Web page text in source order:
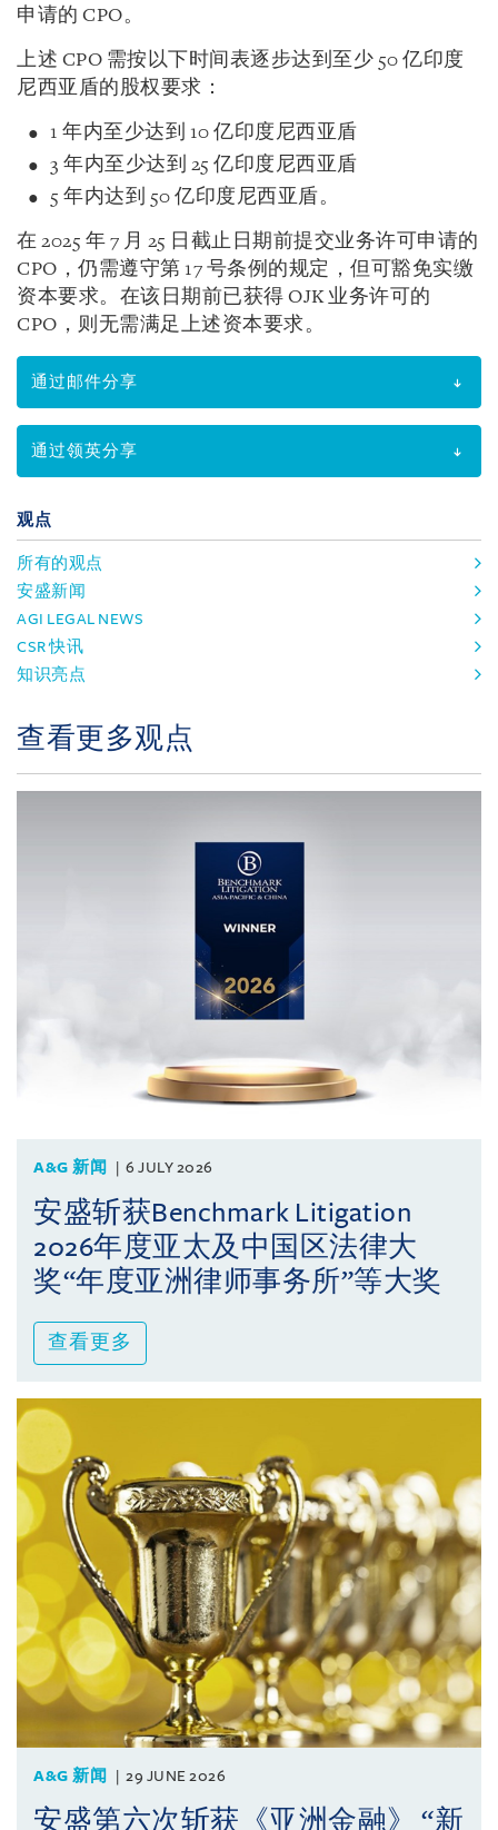
申请的 CPO。
上述 CPO 需按以下时间表逐步达到至少 50 亿印度
尼西亚盾的股权要求：
1 年内至少达到 10 亿印度尼西亚盾
3 年内至少达到 25 亿印度尼西亚盾
5 年内达到 50 亿印度尼西亚盾。
在 2025 年 7 月 25 日截止日期前提交业务许可申请的
CPO，仍需遵守第 17 号条例的规定，但可豁免实缴
资本要求。在该日期前已获得 OJK 业务许可的
CPO，则无需满足上述资本要求。
通过邮件分享
通过领英分享
观点
所有的观点
安盛新闻
AGI LEGAL NEWS
CSR 快讯
知识亮点
查看更多观点
A&G 新闻 6 JULY 2026
安盛斩获Benchmark Litigation
2026年度亚太及中国区法律大
奖“年度亚洲律师事务所”等大奖
查看更多
A&G 新闻 29 JUNE 2026
安盛第六次斩获《亚洲金融》 “新